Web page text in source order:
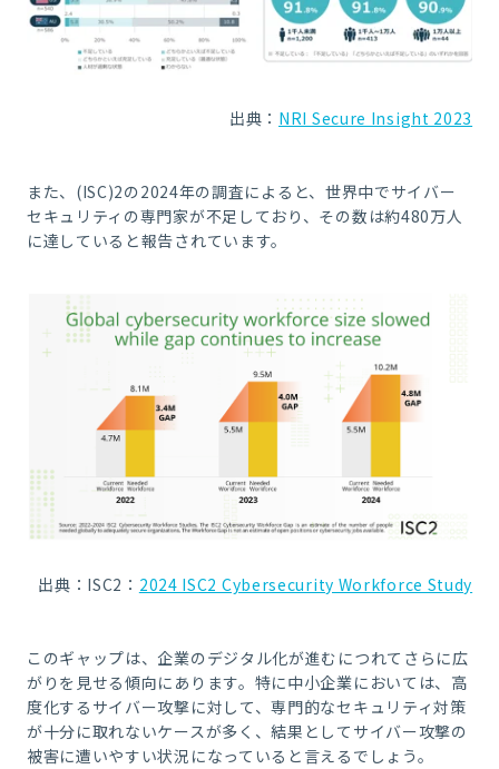
出典： NRI Secure Insight 2023
また、(ISC)2の2024年の調査によると、世界中でサイバー
セキュリティの専門家が不足しており、その数は約480万人
に達していると報告されています。
出典：ISC2： 2024 ISC2 Cybersecurity Workforce Study
このギャップは、企業のデジタル化が進むにつれてさらに広
がりを見せる傾向にあります。特に中小企業においては、高
度化するサイバー攻撃に対して、専門的なセキュリティ対策
が十分に取れないケースが多く、結果としてサイバー攻撃の
被害に遭いやすい状況になっていると言えるでしょう。